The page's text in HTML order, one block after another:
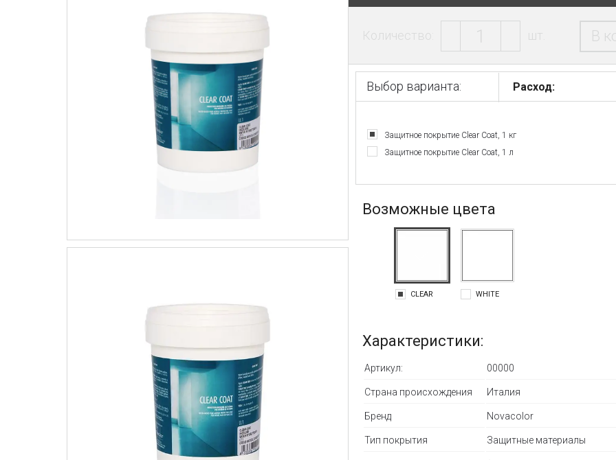
Количество: шт. В
Выбор варианта: Расход:
Защитное покрытие Clear Coat, 1 кг
Защитное покрытие Clear Coat, 1 л
Возможные цвета
CLEAR WHITE
Характеристики:
Артикул: 00000
Страна происхождения Италия
Бренд Novacolor
Тип покрытия Защитные материалы